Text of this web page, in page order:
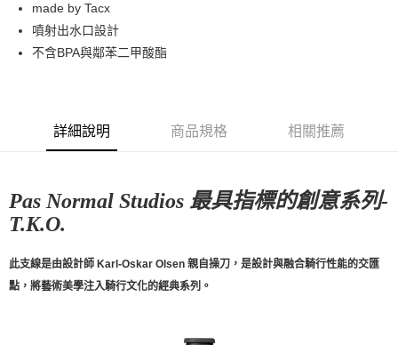
每筆NT$80，滿NT$10,000(含以上)免運費
付款後全家取貨
每筆NT$80，滿NT$10,000(含以上)免運費
宅配
made by Tacx
噴射出水口設計
不含BPA與鄰苯二甲酸酯
詳細說明 商品規格 相關推薦
Pas Normal Studios 最具指標的創意系列-
T.K.O.
此支線是由設計師 Karl-Oskar Olsen 親自操刀，是設計與融合騎行性能的交匯
點，將藝術美學注入騎行文化的經典系列。